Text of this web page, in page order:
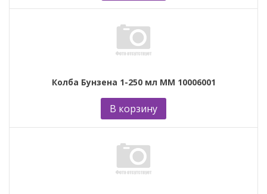
Колба Бунзена 1-250 мл ММ 10006001
В корзину